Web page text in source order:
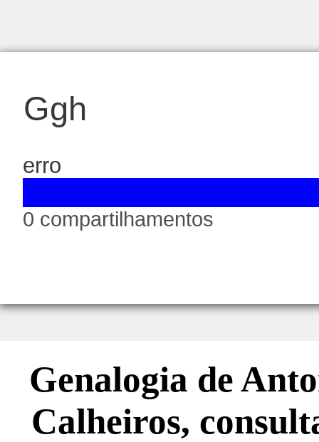
Ggh
erro
0 compartilhamentos
Genalogia de
Calheiros,